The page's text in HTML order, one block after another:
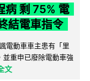
病 剩 75% 電
結電車指令
電動車車主患有「里
重申已廢除電動車強
文